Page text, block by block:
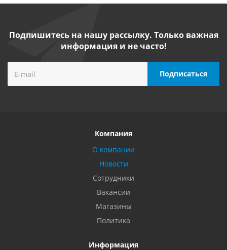
Подпишитесь на нашу рассылку. Только важная
информация и не часто!
Компания
О компании
Новости
Сотрудники
Вакансии
Магазины
Политика
Информация